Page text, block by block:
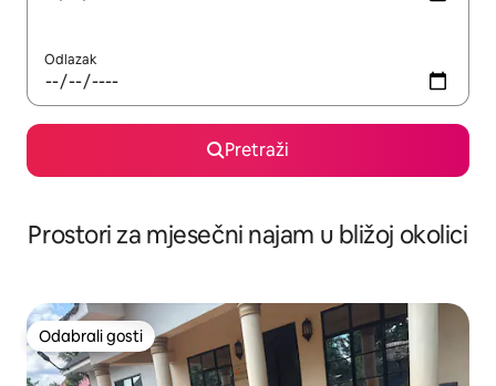
Odlazak
Pretraži
Prostori za mjesečni najam u bližoj okolici
Odabrali gosti
Odabrali gosti